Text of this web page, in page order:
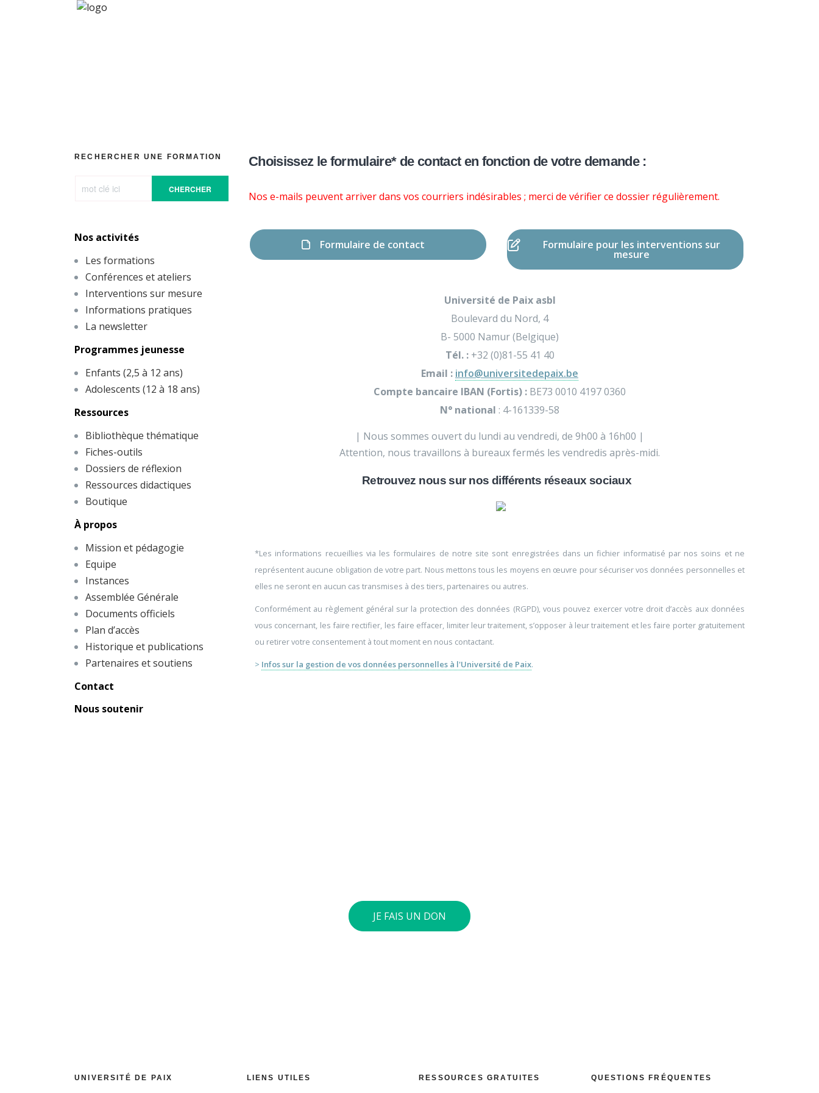
Nous soutenir
Choisissez le formulaire* de contact en fonction de votre demande :
Nos e-mails peuvent arriver dans vos courriers indésirables ; merci de vérifier ce dossier régulièrement.
Formulaire de contact Formulaire pour les interventions sur
mesure
Université de Paix asbl
Boulevard du Nord, 4
B- 5000 Namur (Belgique)
Tél. : +32 (0)81-55 41 40
Email : info@universitedepaix.be
Compte bancaire IBAN (Fortis) : BE73 0010 4197 0360
N° national : 4-161339-58
| Nous sommes ouvert du lundi au vendredi, de 9h00 à 16h00 |
Attention, nous travaillons à bureaux fermés les vendredis après-midi.
Retrouvez nous sur nos différents réseaux sociaux
*Les informations recueillies via les formulaires de notre site sont enregistrées dans un fichier informatisé par nos soins et ne
représentent aucune obligation de votre part. Nous mettons tous les moyens en œuvre pour sécuriser vos données personnelles et
elles ne seront en aucun cas transmises à des tiers, partenaires ou autres.
Conformément au règlement général sur la protection des données (RGPD), vous pouvez exercer votre droit d’accès aux données
vous concernant, les faire rectifier, les faire effacer, limiter leur traitement, s’opposer à leur traitement et les faire porter gratuitement
ou retirer votre consentement à tout moment en nous contactant.
> Infos sur la gestion de vos données personnelles à l'Université de Paix.
RECHERCHER UNE FORMATION
CHERCHER
Nos activités
Les formations
Conférences et ateliers
Interventions sur mesure
Informations pratiques
La newsletter
Programmes jeunesse
Enfants (2,5 à 12 ans)
Adolescents (12 à 18 ans)
Ressources
Bibliothèque thématique
Fiches-outils
Dossiers de réflexion
Ressources didactiques
Boutique
À propos
Mission et pédagogie
Equipe
Instances
Assemblée Générale
Documents officiels
Plan d’accès
Historique et publications
Partenaires et soutiens
Contact
Nous soutenir
JE FAIS UN DON
UNIVERSITÉ DE PAIX LIENS UTILES RESSOURCES GRATUITES QUESTIONS FRÉQUENTES